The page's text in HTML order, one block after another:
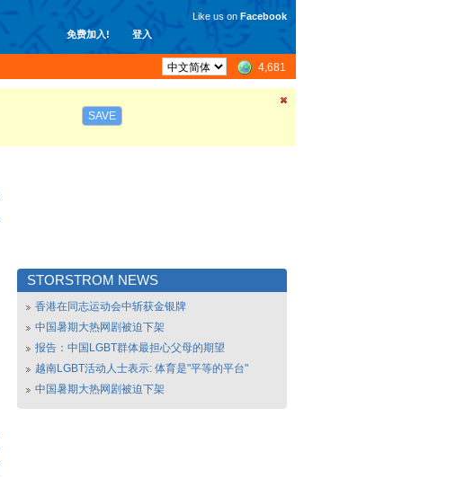
免费加入! 登入
Like us on Facebook
4,681
SAVE
STORSTROM NEWS
香港在同志运动会中斩获金银牌
中国暑期大热网剧被迫下架
报告：中国LGBT群体最担心父母的期望
越南LGBT活动人士表示: 体育是"平等的平台"
中国暑期大热网剧被迫下架